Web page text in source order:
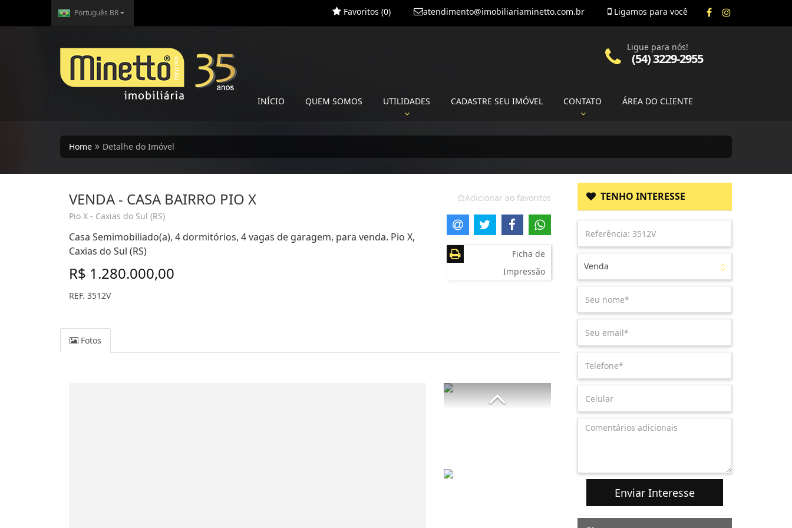
Português BR Ligamos para você
atendimento@imobiliariaminetto.com.br
Favoritos (0)
INÍCIO QUEM SOMOS UTILIDADES CADASTRE SEU IMÓVEL CONTATO ÁREA DO CLIENTE
Ligue para nós!
(54) 3229-2955
Home Detalhe do Imóvel
VENDA - CASA BAIRRO PIO X
Pio X - Caxias do Sul (RS)
Casa Semimobiliado(a), 4 dormitórios, 4 vagas de garagem, para venda. Pio X,
Caxias do Sul (RS)
R$ 1.280.000,00
REF. 3512V
Adicionar ao favoritos
Ficha de
Impressão
Fotos
TENHO INTERESSE
Venda
Enviar Interesse